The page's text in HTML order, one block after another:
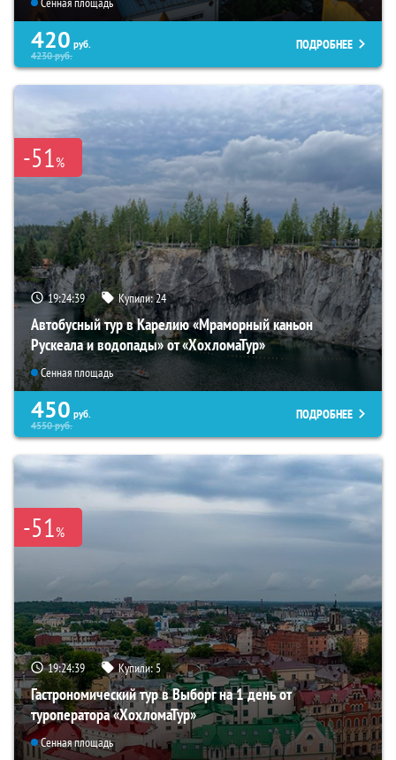
420 руб.
4230руб.
ПОДРОБНЕЕ
-51%
19:24:37 Купили:24
Автобусный тур в Карелию «Мраморный каньон
Рускеала и водопады» от «ХохломаТур»
Сенная площадь
450 руб.
4550руб.
ПОДРОБНЕЕ
-51%
19:24:37 Купили:5
Гастрономический тур в Выборг на 1 день от
туроператора «ХохломаТур»
Сенная площадь